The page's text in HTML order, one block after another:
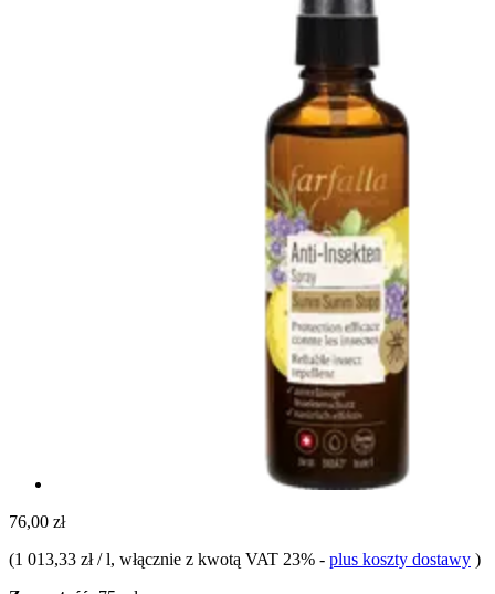
76,00 zł
(1 013,33 zł / l, włącznie z kwotą VAT 23% - plus koszty dostawy )